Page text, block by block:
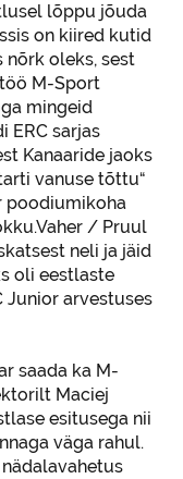
lõppu jõuda
on kiired kutid
nõrk oleks, sest
M-Sport
mingeid
ERC sarjas
Kanaaride jaoks
vanuse tõttu“
poodiumikoha
/ Pruul
neli ja jäid
oli eestlaste
Junior arvestuses
saada ka M-
Maciej
esitusega nii
väga rahul.